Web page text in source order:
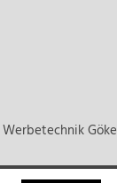
Werbetechnik Göke